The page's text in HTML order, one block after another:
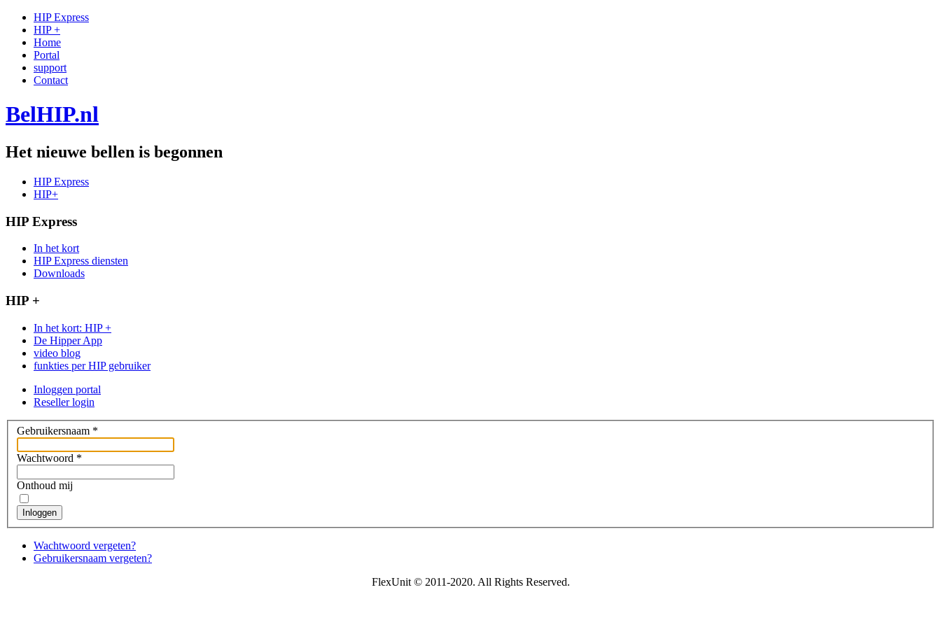
HIP Express
HIP +
Home
Portal
support
Contact
BelHIP.nl
Het nieuwe bellen is begonnen
HIP Express
HIP+
HIP Express
In het kort
HIP Express diensten
Downloads
HIP +
In het kort: HIP +
De Hipper App
video blog
funkties per HIP gebruiker
Inloggen portal
Reseller login
Gebruikersnaam *
Wachtwoord *
Onthoud mij
Inloggen
Wachtwoord vergeten?
Gebruikersnaam vergeten?
FlexUnit © 2011-2020. All Rights Reserved.